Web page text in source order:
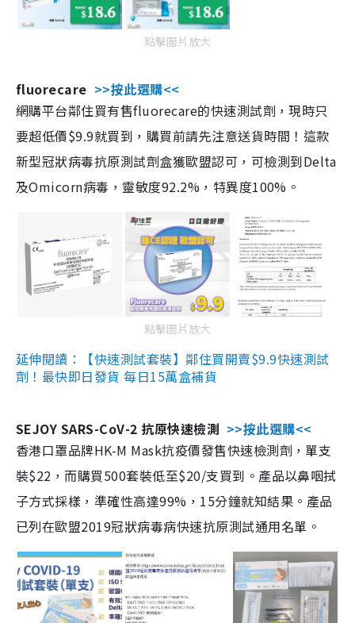
點擊圖片放大
fluorecare >>按此選購<<
網購平台鄰住買有售fluorecare的快速測試劑，現時只
要超低價$9.9就買到，購買前請先注意送貨時間！這款
新型冠狀病毒抗原測試劑盒獲歐盟認可，可檢測到Delta
及Omicorn病毒，靈敏度92.2%，特異度100%。
點擊圖片放大
延伸閱讀：【快速測試套裝】鄰住買開賣$9.9快速測試
劑！最快即日發貨 每日15萬盒補貨
SEJOY SARS-CoV-2 抗原快速檢測 >>按此選購<<
香港口罩品牌HK-M Mask抗疫價發售快速檢測劑，單支
裝$22，而購買500套裝低至$20/支買到。產品以鼻咽拭
子方式採樣，準確性高達99%，15分鐘就知結果。產品
已列在歐盟2019冠狀病毒病快速抗原測試通用名單。